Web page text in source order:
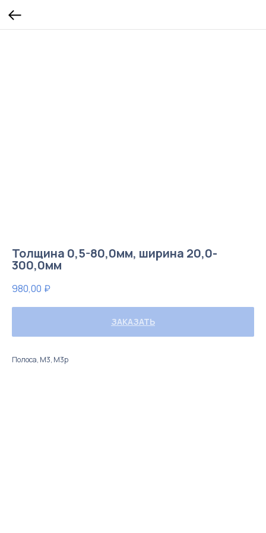
Толщина 0,5-80,0мм, ширина 20,0-
300,0мм
980,00 ₽
ЗАКАЗАТЬ
Полоса, М3, М3р